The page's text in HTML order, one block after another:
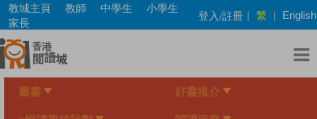
Skip
main
content
教城主頁 教師 中學生
小學生
家長
登入/註冊 | 繁 | English
圖書 好書推介